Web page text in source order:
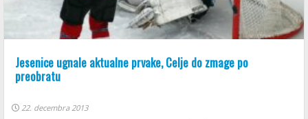
Jesenice ugnale aktualne prvake, Celje do zmage po
preobratu
22. decembra 2013